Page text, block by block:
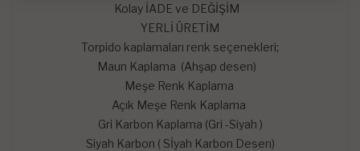
Kolay İADE ve DEĞİŞİM
YERLİ ÜRETİM
Torpido kaplamaları renk seçenekleri;
Maun Kaplama (Ahşap desen)
Meşe Renk Kaplama
Açık Meşe Renk Kaplama
Gri Karbon Kaplama (Gri -Siyah )
Siyah Karbon ( Sİyah Karbon Desen)